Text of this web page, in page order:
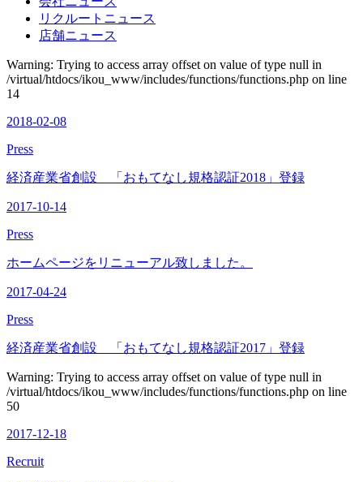
リクルートニュース
店舗ニュース
Warning: Trying to access array offset on value of type null in
/virtual/htdocs/ikou_www/includes/functions/functions.php on line
14
2018-02-08
Press
経済産業省創設 「おもてなし規格認証2018」登録
2017-10-14
Press
ホームページをリニューアル致しました。
2017-04-24
Press
経済産業省創設 「おもてなし規格認証2017」登録
Warning: Trying to access array offset on value of type null in
/virtual/htdocs/ikou_www/includes/functions/functions.php on line
50
2017-12-18
Recruit